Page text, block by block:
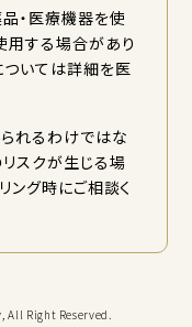
・医療機器を使
用する場合があり
ついては詳細を医
れるわけではな
スクが生じる場
ング時にご相談く
All Right Reserved.